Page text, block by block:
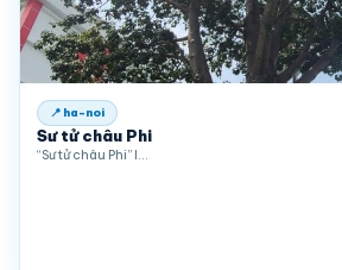
📍 ha-noi
Sư tử châu Phi
“Sư tử châu Phi” l…